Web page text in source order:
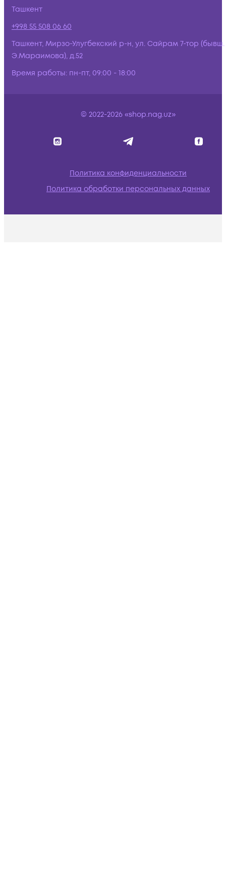
Ташкент
+998 55 508 06 60
Ташкент, Мирзо-Улугбекский р-н, ул. Сайрам 7-тор (бывш.
Э.Мараимова), д.52
Время работы: пн-пт, 09:00 - 18:00
© 2022-2026 «shop.nag.uz»
Политика конфиденциальности
Политика обработки персональных данных